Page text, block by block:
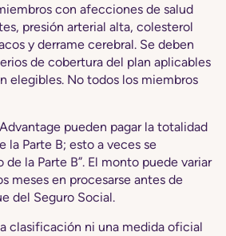
con afecciones de salud
presión arterial alta, colesterol
y derrame cerebral. Se deben
de cobertura del plan aplicables
elegibles. No todos los miembros
pueden pagar la totalidad
la Parte B; esto a veces se
de la Parte B”. El monto puede variar
meses en procesarse antes de
del Seguro Social.
clasificación ni una medida oficial